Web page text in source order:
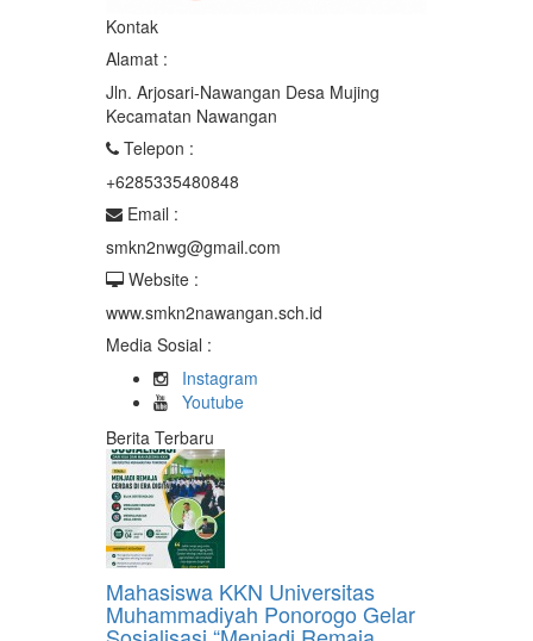
Kontak
Alamat :
Jln. Arjosari-Nawangan Desa Mujing
Kecamatan Nawangan
Telepon :
+6285335480848
Email :
smkn2nwg@gmail.com
Website :
www.smkn2nawangan.sch.id
Media Sosial :
Instagram
Youtube
Berita Terbaru
Mahasiswa KKN Universitas
Muhammadiyah Ponorogo Gelar